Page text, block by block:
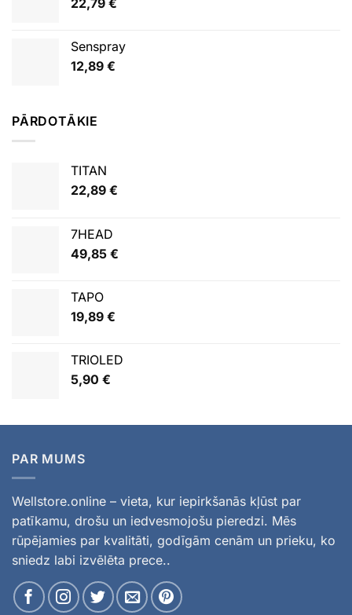
22,79 €
Senspray
12,89 €
PĀRDOTĀKIE
TITAN
22,89 €
7HEAD
49,85 €
TAPO
19,89 €
TRIOLED
5,90 €
PAR MUMS
Wellstore.online – vieta, kur iepirkšanās kļūst par
patīkamu, drošu un iedvesmojošu pieredzi. Mēs
rūpējamies par kvalitāti, godīgām cenām un prieku, ko
sniedz labi izvēlēta prece..